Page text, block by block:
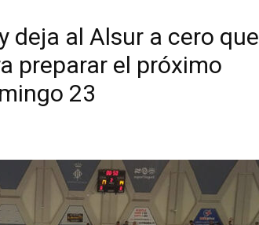
deja al Alsur a cero que
preparar el próximo
23